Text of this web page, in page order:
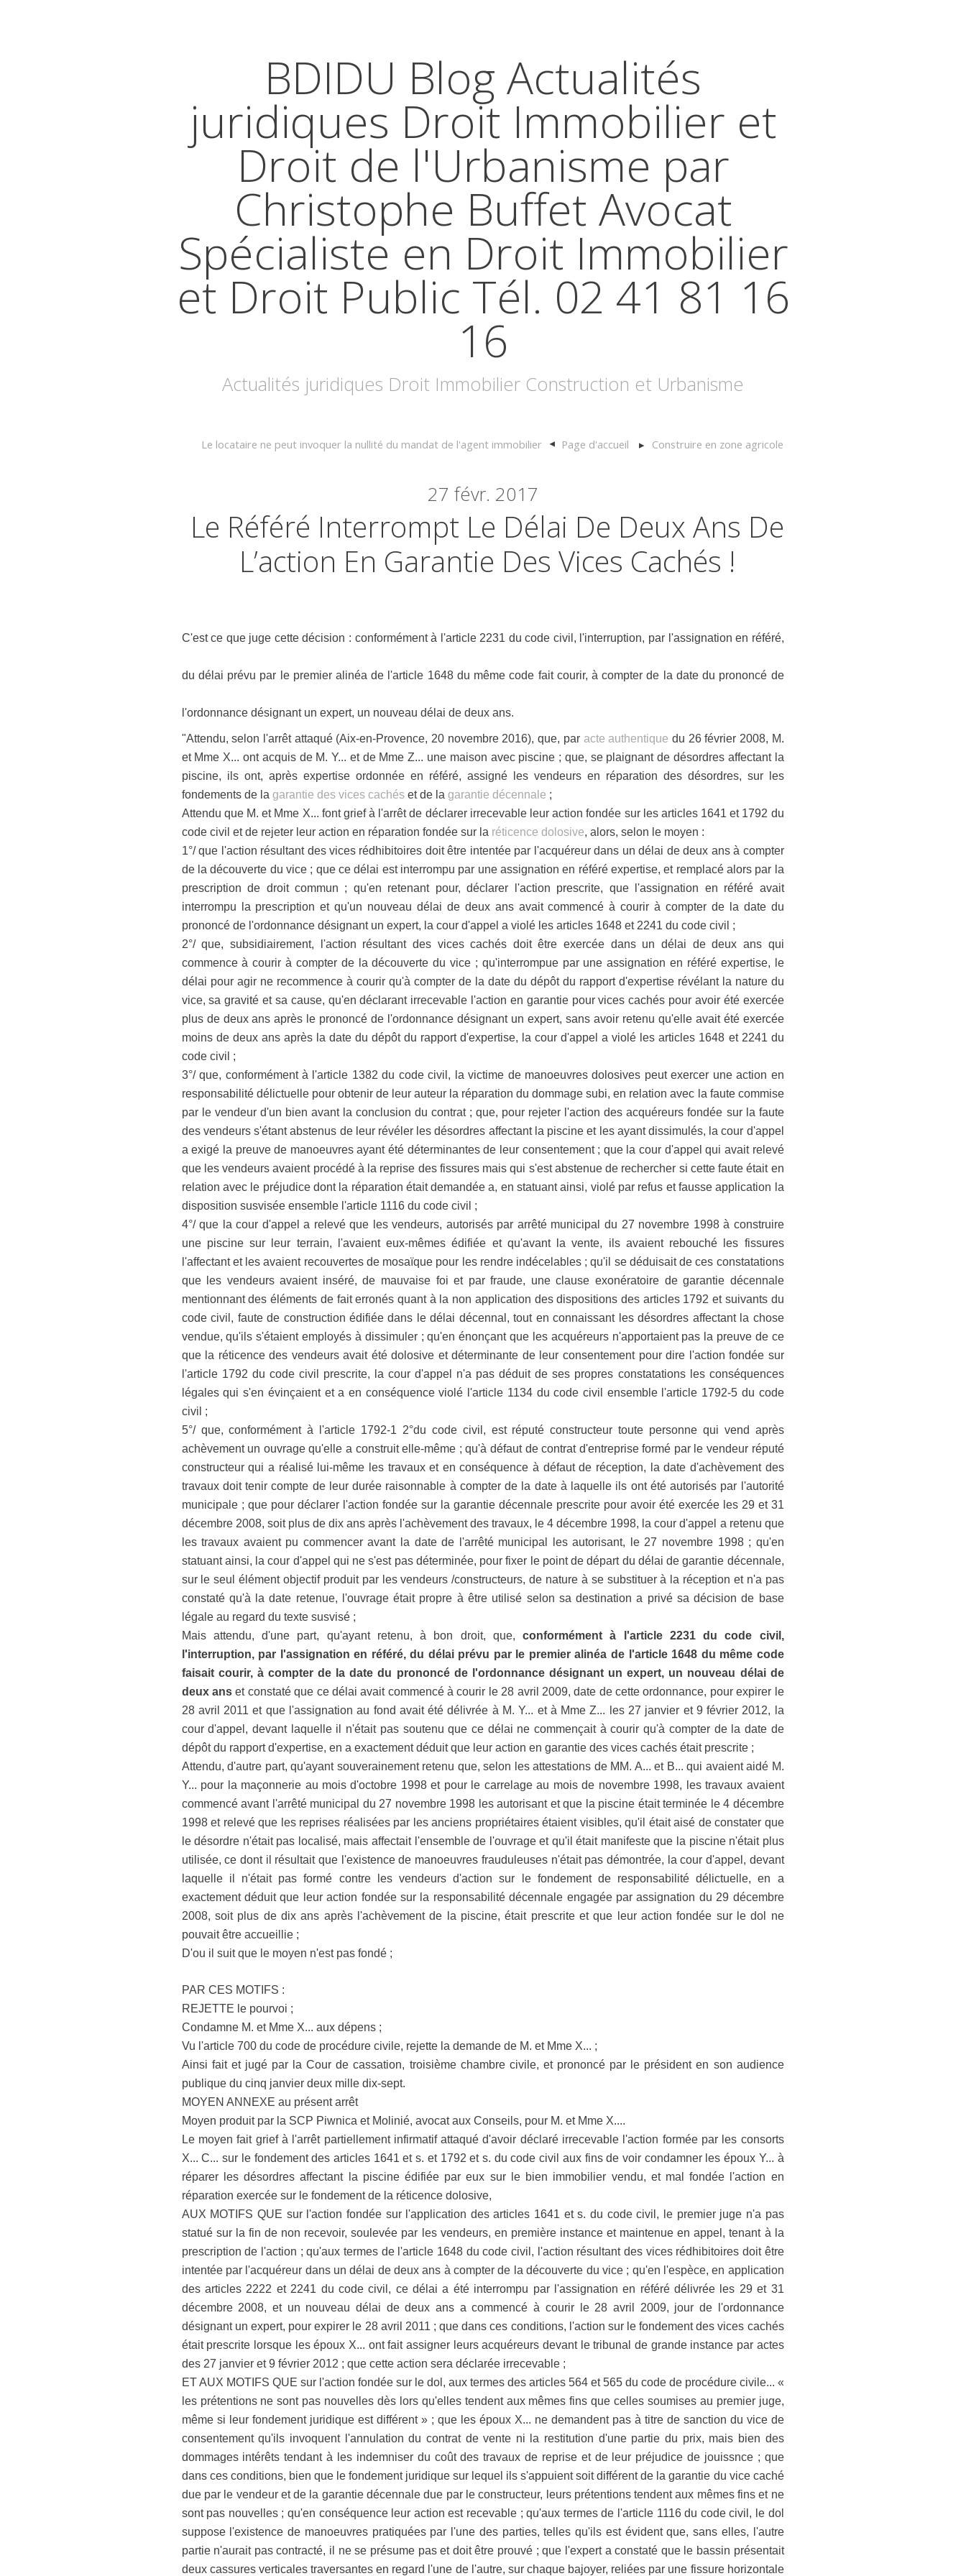
BDIDU Blog Actualités
juridiques Droit Immobilier et
Droit de l'Urbanisme par
Christophe Buffet Avocat
Spécialiste en Droit Immobilier
et Droit Public Tél. 02 41 81 16
16
Actualités juridiques Droit Immobilier Construction et Urbanisme
Le locataire ne peut invoquer la nullité du mandat de l'agent immobilier Page d'accueil Construire en zone agricole
27 févr. 2017
Le Référé Interrompt Le Délai De Deux Ans De
L’action En Garantie Des Vices Cachés !
C'est ce que juge cette décision : conformément à l'article 2231 du code civil, l'interruption, par l'assignation en référé,
du délai prévu par le premier alinéa de l'article 1648 du même code fait courir, à compter de la date du prononcé de
l'ordonnance désignant un expert, un nouveau délai de deux ans.
"Attendu, selon l'arrêt attaqué (Aix-en-Provence, 20 novembre 2016), que, par acte authentique du 26 février 2008, M.
et Mme X... ont acquis de M. Y... et de Mme Z... une maison avec piscine ; que, se plaignant de désordres affectant la
piscine, ils ont, après expertise ordonnée en référé, assigné les vendeurs en réparation des désordres, sur les
fondements de la garantie des vices cachéset de la garantie décennale ;
Attendu que M. et Mme X... font grief à l'arrêt de déclarer irrecevable leur action fondée sur les articles 1641 et 1792 du
code civil et de rejeter leur action en réparation fondée sur la réticence dolosive, alors, selon le moyen :
1°/ que l'action résultant des vices rédhibitoires doit être intentée par l'acquéreur dans un délai de deux ans à compter
de la découverte du vice ; que ce délai est interrompu par une assignation en référé expertise, et remplacé alors par la
prescription de droit commun ; qu'en retenant pour, déclarer l'action prescrite, que l'assignation en référé avait
interrompu la prescription et qu'un nouveau délai de deux ans avait commencé à courir à compter de la date du
prononcé de l'ordonnance désignant un expert, la cour d'appel a violé les articles 1648 et 2241 du code civil ;
2°/ que, subsidiairement, l'action résultant des vices cachés doit être exercée dans un délai de deux ans qui
commence à courir à compter de la découverte du vice ; qu'interrompue par une assignation en référé expertise, le
délai pour agir ne recommence à courir qu'à compter de la date du dépôt du rapport d'expertise révélant la nature du
vice, sa gravité et sa cause, qu'en déclarant irrecevable l'action en garantie pour vices cachés pour avoir été exercée
plus de deux ans après le prononcé de l'ordonnance désignant un expert, sans avoir retenu qu'elle avait été exercée
moins de deux ans après la date du dépôt du rapport d'expertise, la cour d'appel a violé les articles 1648 et 2241 du
code civil ;
3°/ que, conformément à l'article 1382 du code civil, la victime de manoeuvres dolosives peut exercer une action en
responsabilité délictuelle pour obtenir de leur auteur la réparation du dommage subi, en relation avec la faute commise
par le vendeur d'un bien avant la conclusion du contrat ; que, pour rejeter l'action des acquéreurs fondée sur la faute
des vendeurs s'étant abstenus de leur révéler les désordres affectant la piscine et les ayant dissimulés, la cour d'appel
a exigé la preuve de manoeuvres ayant été déterminantes de leur consentement ; que la cour d'appel qui avait relevé
que les vendeurs avaient procédé à la reprise des fissures mais qui s'est abstenue de rechercher si cette faute était en
relation avec le préjudice dont la réparation était demandée a, en statuant ainsi, violé par refus et fausse application la
disposition susvisée ensemble l'article 1116 du code civil ;
4°/ que la cour d'appel a relevé que les vendeurs, autorisés par arrêté municipal du 27 novembre 1998 à construire
une piscine sur leur terrain, l'avaient eux-mêmes édifiée et qu'avant la vente, ils avaient rebouché les fissures
l'affectant et les avaient recouvertes de mosaïque pour les rendre indécelables ; qu'il se déduisait de ces constatations
que les vendeurs avaient inséré, de mauvaise foi et par fraude, une clause exonératoire de garantie décennale
mentionnant des éléments de fait erronés quant à la non application des dispositions des articles 1792 et suivants du
code civil, faute de construction édifiée dans le délai décennal, tout en connaissant les désordres affectant la chose
vendue, qu'ils s'étaient employés à dissimuler ; qu'en énonçant que les acquéreurs n'apportaient pas la preuve de ce
que la réticence des vendeurs avait été dolosive et déterminante de leur consentement pour dire l'action fondée sur
l'article 1792 du code civil prescrite, la cour d'appel n'a pas déduit de ses propres constatations les conséquences
légales qui s'en évinçaient et a en conséquence violé l'article 1134 du code civil ensemble l'article 1792-5 du code
civil ;
5°/ que, conformément à l'article 1792-1 2°du code civil, est réputé constructeur toute personne qui vend après
achèvement un ouvrage qu'elle a construit elle-même ; qu'à défaut de contrat d'entreprise formé par le vendeur réputé
constructeur qui a réalisé lui-même les travaux et en conséquence à défaut de réception, la date d'achèvement des
travaux doit tenir compte de leur durée raisonnable à compter de la date à laquelle ils ont été autorisés par l'autorité
municipale ; que pour déclarer l'action fondée sur la garantie décennale prescrite pour avoir été exercée les 29 et 31
décembre 2008, soit plus de dix ans après l'achèvement des travaux, le 4 décembre 1998, la cour d'appel a retenu que
les travaux avaient pu commencer avant la date de l'arrêté municipal les autorisant, le 27 novembre 1998 ; qu'en
statuant ainsi, la cour d'appel qui ne s'est pas déterminée, pour fixer le point de départ du délai de garantie décennale,
sur le seul élément objectif produit par les vendeurs /constructeurs, de nature à se substituer à la réception et n'a pas
constaté qu'à la date retenue, l'ouvrage était propre à être utilisé selon sa destination a privé sa décision de base
légale au regard du texte susvisé ;
Mais attendu, d'une part, qu'ayant retenu, à bon droit, que,conformément à l'article 2231 du code civil,
l'interruption, par l'assignation en référé, du délai prévu par le premier alinéa de l'article 1648 du même code
faisait courir, à compter de la date du prononcé de l'ordonnance désignant un expert, un nouveau délai de
deux ans et constaté que ce délai avait commencé à courir le 28 avril 2009, date de cette ordonnance, pour expirer le
28 avril 2011 et que l'assignation au fond avait été délivrée à M. Y... et à Mme Z... les 27 janvier et 9 février 2012, la
cour d'appel, devant laquelle il n'était pas soutenu que ce délai ne commençait à courir qu'à compter de la date de
dépôt du rapport d'expertise, en a exactement déduit que leur action en garantie des vices cachés était prescrite ;
Attendu, d'autre part, qu'ayant souverainement retenu que, selon les attestations de MM. A... et B... qui avaient aidé M.
Y... pour la maçonnerie au mois d'octobre 1998 et pour le carrelage au mois de novembre 1998, les travaux avaient
commencé avant l'arrêté municipal du 27 novembre 1998 les autorisant et que la piscine était terminée le 4 décembre
1998 et relevé que les reprises réalisées par les anciens propriétaires étaient visibles, qu'il était aisé de constater que
le désordre n'était pas localisé, mais affectait l'ensemble de l'ouvrage et qu'il était manifeste que la piscine n'était plus
utilisée, ce dont il résultait que l'existence de manoeuvres frauduleuses n'était pas démontrée, la cour d'appel, devant
laquelle il n'était pas formé contre les vendeurs d'action sur le fondement de responsabilité délictuelle, en a
exactement déduit que leur action fondée sur la responsabilité décennale engagée par assignation du 29 décembre
2008, soit plus de dix ans après l'achèvement de la piscine, était prescrite et que leur action fondée sur le dol ne
pouvait être accueillie ;
D'ou il suit que le moyen n'est pas fondé ;
PAR CES MOTIFS :
REJETTE le pourvoi ;
Condamne M. et Mme X... aux dépens ;
Vu l'article 700 du code de procédure civile, rejette la demande de M. et Mme X... ;
Ainsi fait et jugé par la Cour de cassation, troisième chambre civile, et prononcé par le président en son audience
publique du cinq janvier deux mille dix-sept.
MOYEN ANNEXE au présent arrêt
Moyen produit par la SCP Piwnica et Molinié, avocat aux Conseils, pour M. et Mme X....
Le moyen fait grief à l'arrêt partiellement infirmatif attaqué d'avoir déclaré irrecevable l'action formée par les consorts
X... C... sur le fondement des articles 1641 et s. et 1792 et s. du code civil aux fins de voir condamner les époux Y... à
réparer les désordres affectant la piscine édifiée par eux sur le bien immobilier vendu, et mal fondée l'action en
réparation exercée sur le fondement de la réticence dolosive,
AUX MOTIFS QUE sur l'action fondée sur l'application des articles 1641 et s. du code civil, le premier juge n'a pas
statué sur la fin de non recevoir, soulevée par les vendeurs, en première instance et maintenue en appel, tenant à la
prescription de l'action ; qu'aux termes de l'article 1648 du code civil, l'action résultant des vices rédhibitoires doit être
intentée par l'acquéreur dans un délai de deux ans à compter de la découverte du vice ; qu'en l'espèce, en application
des articles 2222 et 2241 du code civil, ce délai a été interrompu par l'assignation en référé délivrée les 29 et 31
décembre 2008, et un nouveau délai de deux ans a commencé à courir le 28 avril 2009, jour de l'ordonnance
désignant un expert, pour expirer le 28 avril 2011 ; que dans ces conditions, l'action sur le fondement des vices cachés
était prescrite lorsque les époux X... ont fait assigner leurs acquéreurs devant le tribunal de grande instance par actes
des 27 janvier et 9 février 2012 ; que cette action sera déclarée irrecevable ;
ET AUX MOTIFS QUE sur l'action fondée sur le dol, aux termes des articles 564 et 565 du code de procédure civile... «
les prétentions ne sont pas nouvelles dès lors qu'elles tendent aux mêmes fins que celles soumises au premier juge,
même si leur fondement juridique est différent » ; que les époux X... ne demandent pas à titre de sanction du vice de
consentement qu'ils invoquent l'annulation du contrat de vente ni la restitution d'une partie du prix, mais bien des
dommages intérêts tendant à les indemniser du coût des travaux de reprise et de leur préjudice de jouissnce ; que
dans ces conditions, bien que le fondement juridique sur lequel ils s'appuient soit différent de la garantie du vice caché
due par le vendeur et de la garantie décennale due par le constructeur, leurs prétentions tendent aux mêmes fins et ne
sont pas nouvelles ; qu'en conséquence leur action est recevable ; qu'aux termes de l'article 1116 du code civil, le dol
suppose l'existence de manoeuvres pratiquées par l'une des parties, telles qu'ils est évident que, sans elles, l'autre
partie n'aurait pas contracté, il ne se présume pas et doit être prouvé ; que l'expert a constaté que le bassin présentait
deux cassures verticales traversantes en regard l'une de l'autre, sur chaque bajoyer, reliées par une fissure horizontale